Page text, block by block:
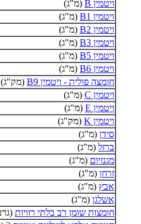
ויטמין B
(מ"ג)
ויטמין B1
(מ"ג)
ויטמין B2
(מ"ג)
ויטמין B3
(מ"ג)
ויטמין B5
(מ"ג)
ויטמין B6
(מ"ג)
חומצה פולית - ויטמין B9
(מק"ג)
ויטמין C
(מ"ג)
ויטמין E
(מ"ג)
ויטמין K
(מק"ג)
סידן (מ"ג)
ברזל (מ"ג)
מגנזיום (מ"ג)
זרחן (מ"ג)
אבץ (מ"ג)
אשלגן (מ"ג)
חומצות שומן רב בלתי רוויות